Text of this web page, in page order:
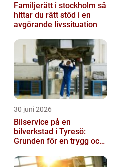
Familjerätt i stockholm så
hittar du rätt stöd i en
avgörande livssituation
30 juni 2026
Bilservice på en
bilverkstad i Tyresö:
Grunden för en trygg och